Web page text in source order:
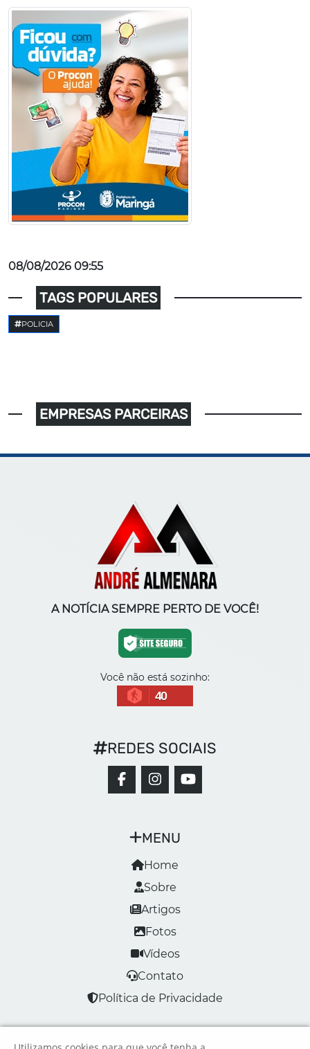
08/08/2026 09:55
TAGS POPULARES
POLICIA
EMPRESAS PARCEIRAS
A NOTÍCIA SEMPRE PERTO DE VOCÊ!
Você não está sozinho:
40
MENU
Home
Sobre
Artigos
Fotos
Vídeos
Contato
Política de Privacidade
REDES SOCIAIS